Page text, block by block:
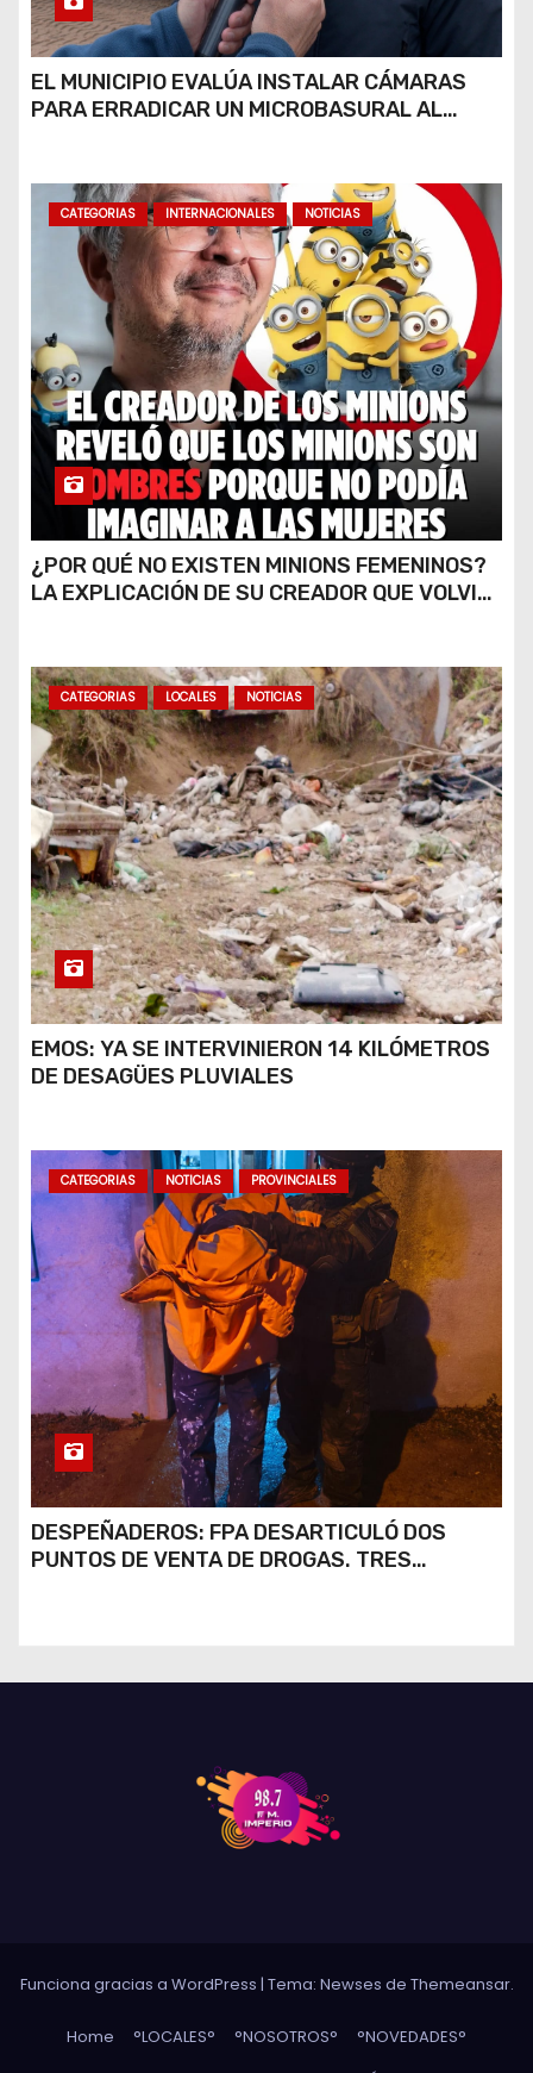
EL MUNICIPIO EVALÚA INSTALAR CÁMARAS
PARA ERRADICAR UN MICROBASURAL AL
CATEGORIAS INTERNACIONALES NOTICIAS
¿POR QUÉ NO EXISTEN MINIONS FEMENINOS?
LA EXPLICACIÓN DE SU CREADOR QUE VOLVIÓ
CATEGORIAS LOCALES NOTICIAS
EMOS: YA SE INTERVINIERON 14 KILÓMETROS
DE DESAGÜES PLUVIALES
CATEGORIAS NOTICIAS PROVINCIALES
DESPEÑADEROS: FPA DESARTICULÓ DOS
PUNTOS DE VENTA DE DROGAS. TRES
Funciona gracias a WordPress | Tema: Newses de Themeansar.
Home °LOCALES° °NOSOTROS°
°NOVEDADES°